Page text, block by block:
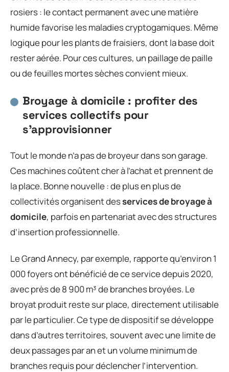
rosiers : le contact permanent avec une matière
humide favorise les maladies cryptogamiques. Même
logique pour les plants de fraisiers, dont la base doit
rester aérée. Pour ces cultures, un paillage de paille
ou de feuilles mortes sèches convient mieux.
Broyage à domicile : profiter des
services collectifs pour
s’approvisionner
Tout le monde n’a pas de broyeur dans son garage.
Ces machines coûtent cher à l’achat et prennent de
la place. Bonne nouvelle : de plus en plus de
collectivités organisent desservices de broyage à
domicile, parfois en partenariat avec des structures
d’insertion professionnelle.
Le Grand Annecy, par exemple, rapporte qu’environ 1
000 foyers ont bénéficié de ce service depuis 2020,
avec près de 8 900 m³ de branches broyées. Le
broyat produit reste sur place, directement utilisable
par le particulier. Ce type de dispositif se développe
dans d’autres territoires, souvent avec une limite de
deux passages par an et un volume minimum de
branches requis pour déclencher l’intervention.